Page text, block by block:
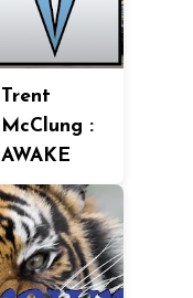
Trent
McClung :
AWAKE